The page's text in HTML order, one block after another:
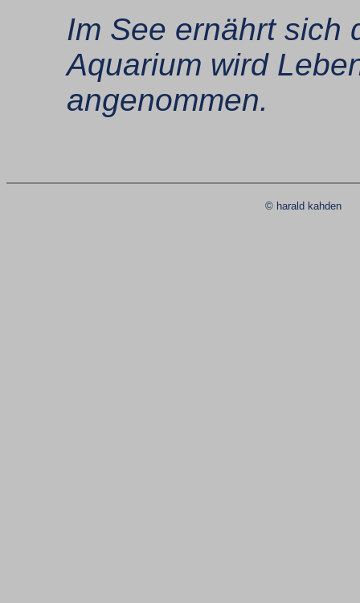
Im See ernährt sich
Aquarium wird
angenommen.
© harald